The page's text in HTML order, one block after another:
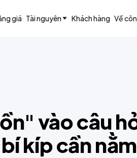
giá Tài nguyên Khách hàng Về
vào câu
kíp cần